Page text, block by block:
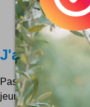
J'aime le
Pas vous ? Voilà
jeunes lectrices :)